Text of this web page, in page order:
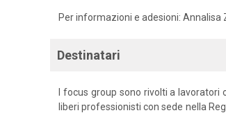
Per informazioni e adesioni: Annalisa
Destinatari
I focus group sono rivolti a
liberi professionisti con sede nella